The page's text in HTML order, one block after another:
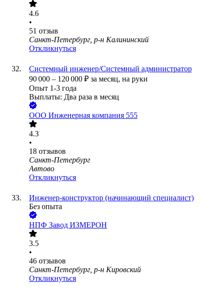
4.6
•
51 отзыв
Санкт-Петербург, р-н Калининский
Откликнуться
Системный инженер/Системный администратор
90 000 – 120 000 ₽ за месяц, на руки
Опыт 1-3 года
Выплаты: Два раза в месяц
ООО Инженерная компания 555
4.3
•
18 отзывов
Санкт-Петербург
Автово
Откликнуться
Инженер-конструктор (начинающий специалист)
Без опыта
НПФ Завод ИЗМЕРОН
3.5
•
46 отзывов
Санкт-Петербург, р-н Кировский
Откликнуться